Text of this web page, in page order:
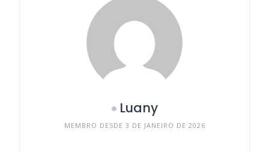
Luany
MEMBRO DESDE 3 DE JANEIRO DE 2026